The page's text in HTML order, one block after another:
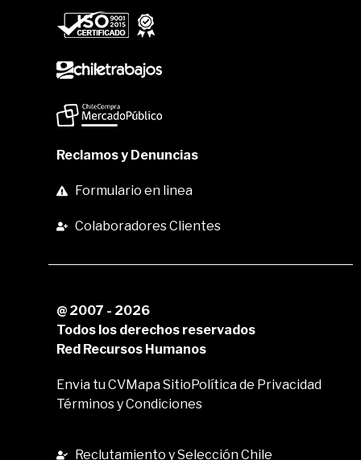
Reclamos y Denuncias
Formulario en linea
Colaboradores Clientes
@ 2007 - 2026
Todos los derechos reservados
Red Recursos Humanos
Envia tu CVMapa SitioPolítica de Privacidad
Términos y Condiciones
Reclutamiento y Selección Chile